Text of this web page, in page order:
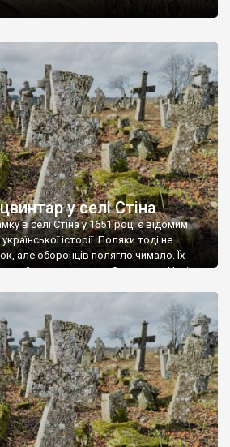
у селі Стіна
в селі Стіна у 1651 році є відомим
історії. Поляки тоді не
але оборонців полягло чимало. Їх
який тоді називався Замковим. Нині на
століття, є такі, де епітафії стер […]